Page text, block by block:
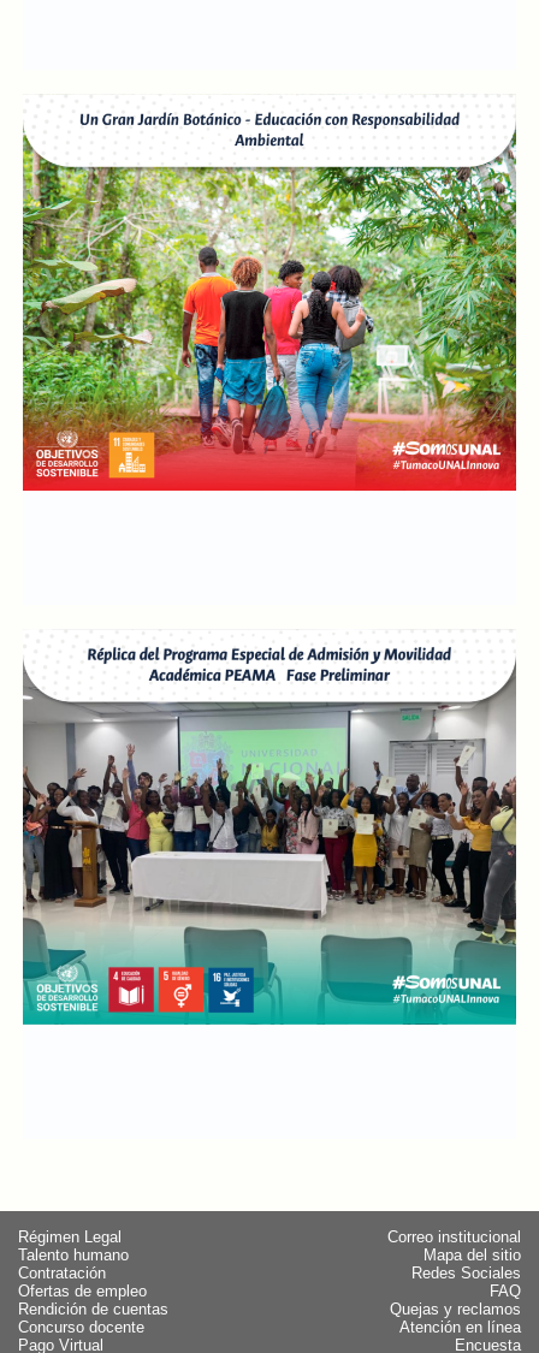
Régimen Legal
Talento humano
Contratación
Ofertas de empleo
Rendición de cuentas
Concurso docente
Pago Virtual
Correo institucional
Mapa del sitio
Redes Sociales
FAQ
Quejas y reclamos
Atención en línea
Encuesta